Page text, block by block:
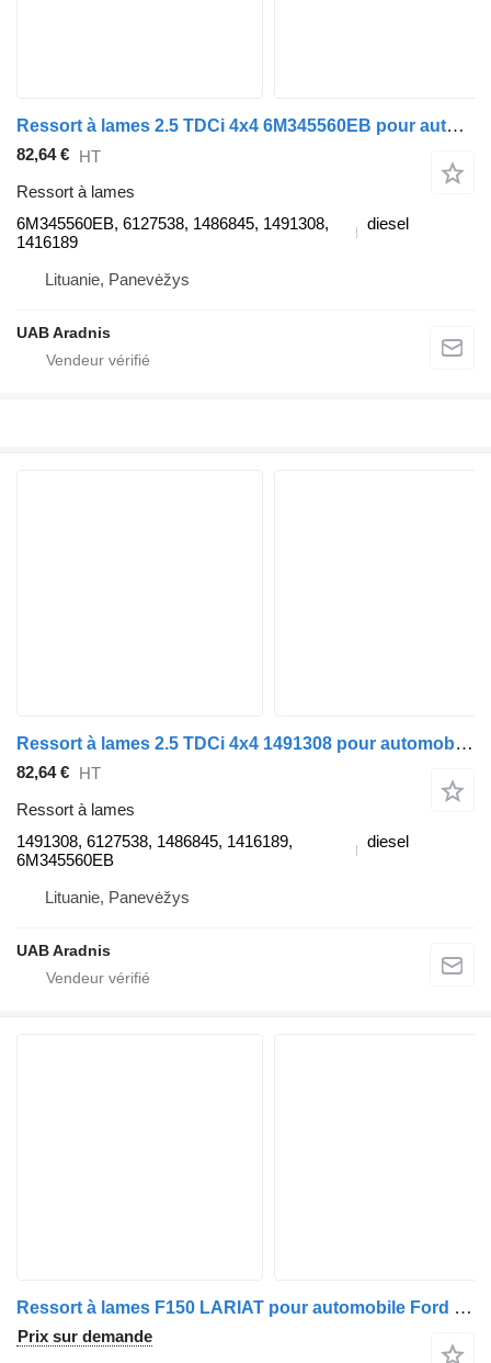
Ressort à lames 2.5 TDCi 4x4 6M345560EB pour automobile Ford RANGER (ET)
82,64 € HT
Ressort à lames
6M345560EB, 6127538, 1486845, 1491308,
1416189
diesel
Lituanie, Panevėžys
UAB Aradnis
Ressort à lames 2.5 TDCi 4x4 1491308 pour automobile Ford RANGER (ET)
82,64 €
HT
Ressort à lames
1491308, 6127538, 1486845, 1416189,
6M345560EB
diesel
Lituanie, Panevėžys
UAB Aradnis
Ressort à lames F150 LARIAT pour automobile Ford F150 LARIAT
Prix sur demande